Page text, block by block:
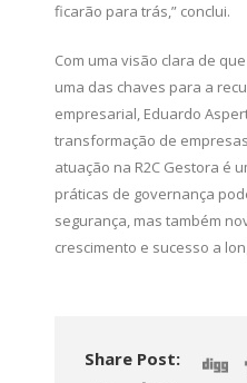
ficarão para trás,” conclui.
Com uma visão clara de
uma das chaves para a
empresarial, Eduardo
transformação de
atuação na R2C Gestora é
práticas de governança
segurança, mas também
crescimento e sucesso a
Share Post: